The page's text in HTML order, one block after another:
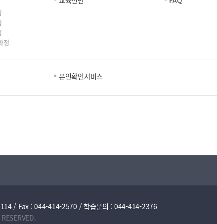
정
본인확인서비스
/ Fax : 044-414-2570 / 학습문의 : 044-414-2376